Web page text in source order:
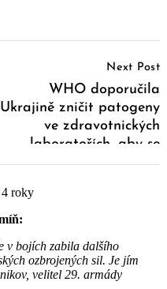
Next Post
WHO doporučila
Ukrajině zničit patogeny
ve zdravotnických
laboratořích, aby se
zabránilo šíření nákazy